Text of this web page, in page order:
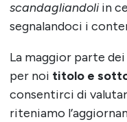
scandagliandoliin
segnalandoci i
La maggior parte
per noi titolo e
consentirci di
riteniamo